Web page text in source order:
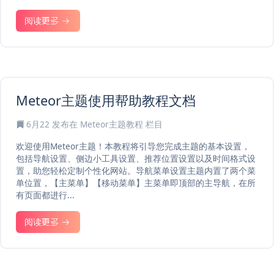
阅读更多
Meteor主题使用帮助教程文档
6月22 发布在 Meteor主题教程 栏目
欢迎使用Meteor主题！本教程将引导您完成主题的基本设置，
包括导航设置、侧边小工具设置、推荐位置设置以及时间格式设
置，助您轻松定制个性化网站。导航菜单设置主题内置了两个菜
单位置，【主菜单】【移动菜单】主菜单即顶部的主导航，在所
有页面都进行...
阅读更多